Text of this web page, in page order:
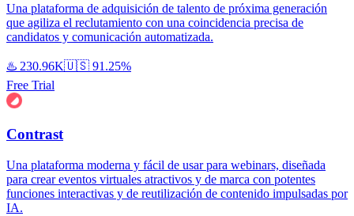
Una plataforma de adquisición de talento de próxima generación
que agiliza el reclutamiento con una coincidencia precisa de
candidatos y comunicación automatizada.
♨️ 230.96K🇺🇸 91.25%
Free Trial
Contrast
Una plataforma moderna y fácil de usar para webinars, diseñada
para crear eventos virtuales atractivos y de marca con potentes
funciones interactivas y de reutilización de contenido impulsadas por
IA.